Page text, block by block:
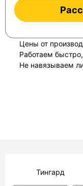
Цены от
Работаем
Не навязываем
Тингард